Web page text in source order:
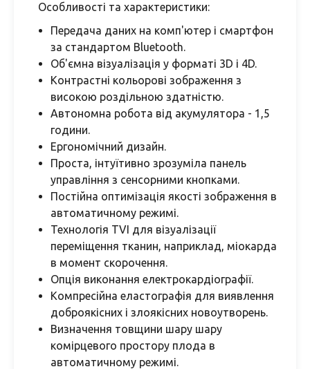
Особливості та характеристики:
Передача даних на комп'ютер і смартфон
за стандартом Bluetooth.
Об'ємна візуалізація у форматі 3D і 4D.
Контрастні кольорові зображення з
високою роздільною здатністю.
Автономна робота від акумулятора - 1,5
години.
Ергономічний дизайн.
Проста, інтуїтивно зрозуміла панель
управління з сенсорними кнопками.
Постійна оптимізація якості зображення в
автоматичному режимі.
Технологія TVI для візуалізації
переміщення тканин, наприклад, міокарда
в момент скорочення.
Опція виконання електрокардіографії.
Компресійна еластографія для виявлення
доброякісних і злоякісних новоутворень.
Визначення товщини шару шару
комірцевого простору плода в
автоматичному режимі.